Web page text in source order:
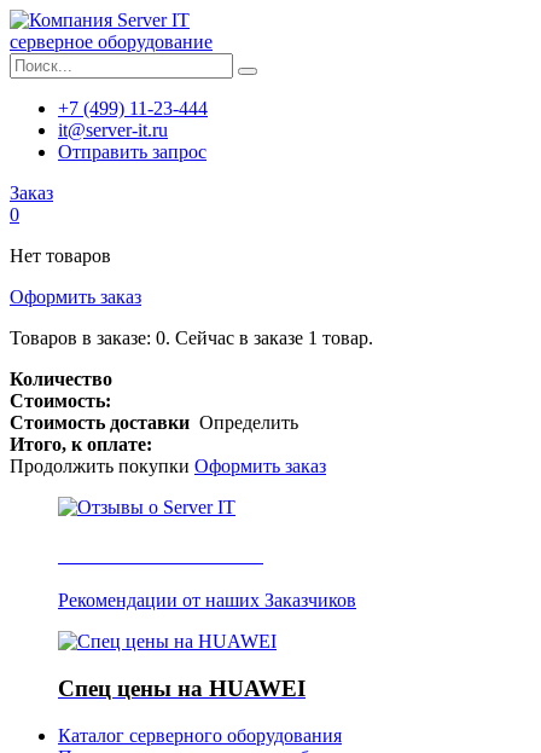
серверное оборудование
+7 (499) 11-23-444
it@server-it.ru
Отправить запрос
Заказ
0
Нет товаров
Оформить заказ
Товаров в заказе: 0. Сейчас в заказе 1 товар.
Количество
Стоимость:
Стоимость доставки Определить
Итого, к оплате:
Продолжить покупки Оформить заказ
Рекомендации от наших Заказчиков
Спец цены на HUAWEI
Каталог серверного оборудования